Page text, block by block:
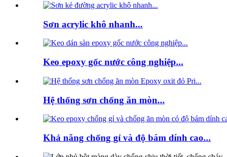
Sơn acrylic khô nhanh...
Keo epoxy gốc nước công nghiệp...
Hệ thống sơn chống ăn mòn...
Khả năng chống gỉ và độ bám dính cao...